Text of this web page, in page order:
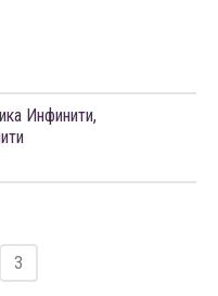
Инфинити,
3